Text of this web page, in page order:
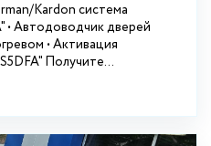
Kardon система
• Автодоводчик дверей
• Активация
Получите...